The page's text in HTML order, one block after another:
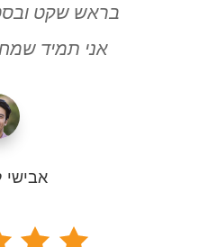
בראש שקט
אני תמיד
אבישי